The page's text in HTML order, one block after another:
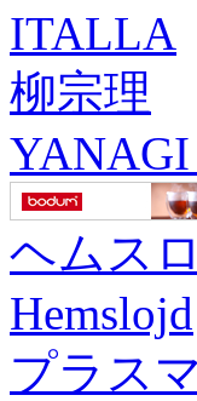
ITALLA
柳宗理
YANAGI
ヘムス
Hemslojd
プラス